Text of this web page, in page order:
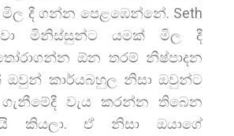
මිල දී ගන්න පෙළඹෙන්නේ. Seth
මිනිස්සුන්ට යමක් මිල දී
ඕන තරම් නිෂ්පාදන
ඔවුන් කාර්යබහුල නිසා ඔවුන්ට
වැය කරන්න තිබෙන
කියලා. ඒ නිසා ඔයාගේ